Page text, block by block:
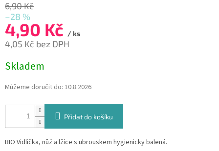
6,90 Kč
–28 %
4,90 Kč / ks
4,05 Kč bez DPH
cena:
Skladem
Můžeme doručit do: 10.8.2026
Přidat do košíku
BIO Vidlička, nůž a lžíce s ubrouskem hygienicky balená.